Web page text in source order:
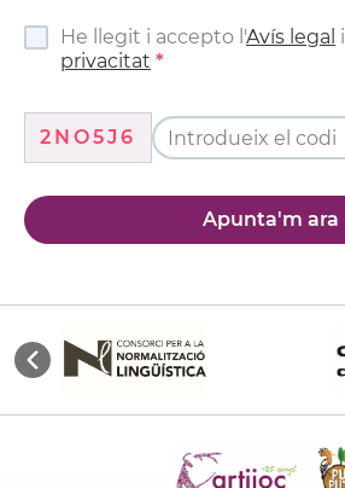
He llegit i accepto l'Avís legal
privacitat
2NO5J6
Apunta'm ara